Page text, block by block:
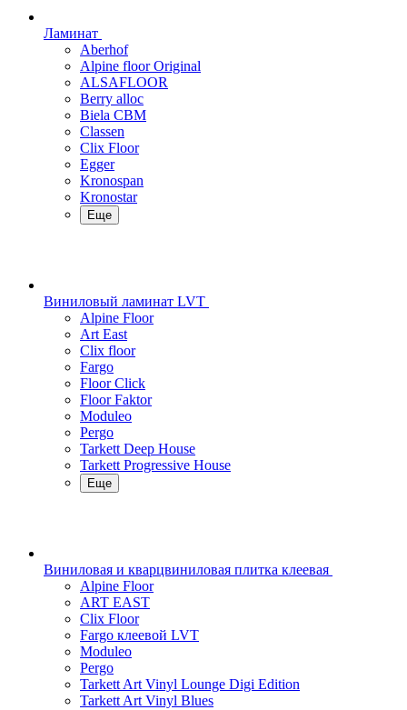
Ламинат
Aberhof
Alpine floor Original
ALSAFLOOR
Berry alloc
Biela CBM
Classen
Clix Floor
Egger
Kronospan
Kronostar
Еще
Виниловый ламинат LVT
Alpine Floor
Art East
Clix floor
Fargo
Floor Click
Floor Faktor
Moduleo
Pergo
Tarkett Deep House
Tarkett Progressive House
Еще
Виниловая и кварцвиниловая плитка клеевая
Alpine Floor
ART EAST
Clix Floor
Fargo клеевой LVT
Moduleo
Pergo
Tarkett Art Vinyl Lounge Digi Edition
Tarkett Art Vinyl Blues